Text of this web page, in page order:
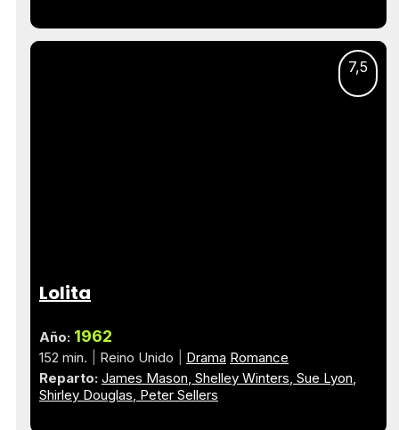
7,5
Lolita
Año: 1962
152 min. Reino Unido Drama Romance
Reparto: James Mason Shelley Winters Sue Lyon
Shirley Douglas Peter Sellers